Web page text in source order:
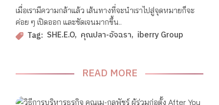
เมื่อเรามีความกล้าแล้ว เส้นทางที่จะนำเราไปสู่จุดหมายก็จะ
ค่อย ๆ เปิดออก และชัดเจนมากขึ้น..
Tag: SHE.E.O คุณปลา-อัจฉรา iberry Group
READ MORE